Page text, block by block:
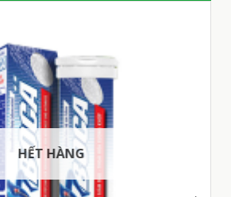
HẾT HÀNG